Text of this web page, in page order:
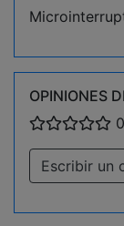
OPINIONES
0
Escribir un